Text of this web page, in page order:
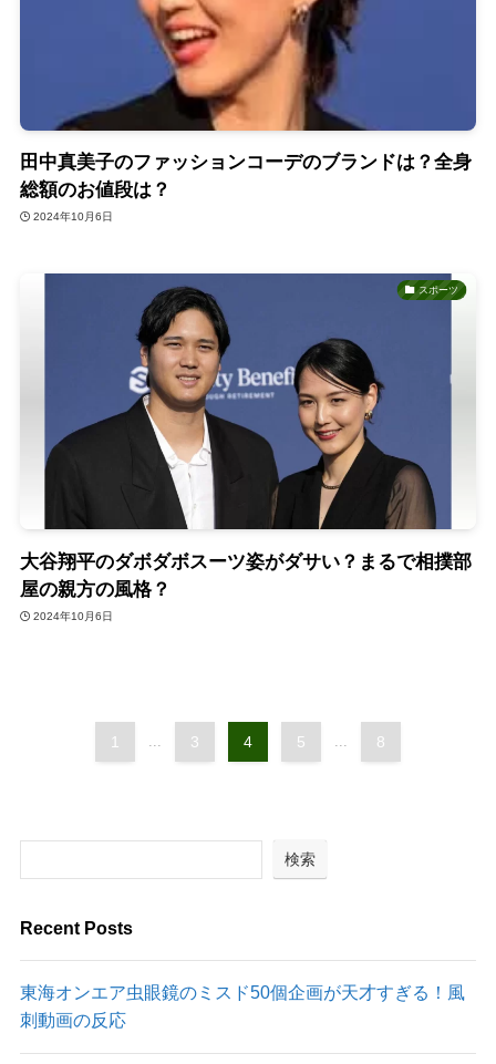
田中真美子のファッションコーデのブランドは？全身
総額のお値段は？
2024年10月6日
スポーツ
大谷翔平のダボダボスーツ姿がダサい？まるで相撲部
屋の親方の風格？
2024年10月6日
1 ... 3 4 5 ... 8
検索
Recent Posts
東海オンエア虫眼鏡のミスド50個企画が天才すぎる！風
刺動画の反応